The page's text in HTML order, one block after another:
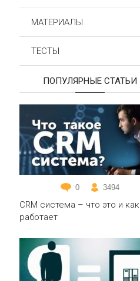
МАТЕРИАЛЫ
ТЕСТЫ
ПОПУЛЯРНЫЕ СТАТЬИ
0 3494
CRM система – что это и как
работает